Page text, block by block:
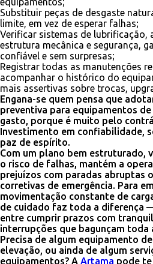
Substituir peças de desgaste
limite, em vez de esperar falhas;
Verificar sistemas de lubrificação,
estrutura mecânica e segurança,
confiável e sem surpresas;
Registrar todas as manutenções
acompanhar o histórico do
mais assertivas sobre trocas,
Engana-se quem pensa que
preventiva para equipamentos
gasto, porque é muito pelo
Investimento em confiabilidade,
paz de espírito.
Com um plano bem estruturado,
o risco de falhas, mantém a
prejuízos com paradas abruptas
corretivas de emergência. Para
movimentação constante de
de cuidado faz toda a diferença
entre cumprir prazos com
interrupções que bagunçam toda
Precisa de algum equipamento
elevação, ou ainda de algum
equipamentos? A Artama pode